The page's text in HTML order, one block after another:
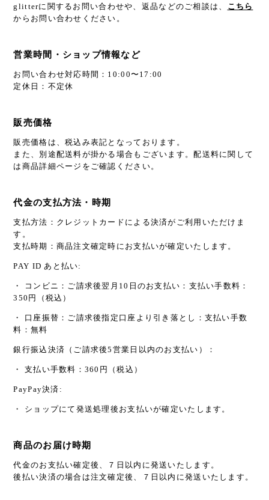
glitterに関するお問い合わせや、返品などのご相談は、 こちら
からお問い合わせください。
営業時間・ショップ情報など
お問い合わせ対応時間：10:00〜17:00
定休日：不定休
販売価格
販売価格は、税込み表記となっております。
また、別途配送料が掛かる場合もございます。配送料に関して
は商品詳細ページをご確認ください。
代金の支払方法・時期
支払方法：クレジットカードによる決済がご利用いただけま
す。
支払時期：商品注文確定時にお支払いが確定いたします。
PAY ID あと払い:
・ コンビニ：ご請求後翌月10日のお支払い：支払い手数料：
350円（税込）
・ 口座振替：ご請求後指定口座より引き落とし：支払い手数
料：無料
銀行振込決済（ご請求後5営業日以内のお支払い）：
・ 支払い手数料：360円（税込）
PayPay決済:
・ ショップにて発送処理後お支払いが確定いたします。
商品のお届け時期
代金のお支払い確定後、７日以内に発送いたします。
後払い決済の場合は注文確定後、７日以内に発送いたします。